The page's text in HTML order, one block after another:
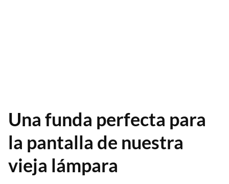
Una funda perfecta para
la pantalla de nuestra
vieja lámpara